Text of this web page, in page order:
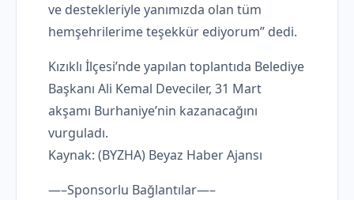
ve destekleriyle yanımızda olan tüm
hemşehrilerime teşekkür ediyorum” dedi.
Kızıklı İlçesi’nde yapılan toplantıda Belediye
Başkanı Ali Kemal Deveciler, 31 Mart
akşamı Burhaniye’nin kazanacağını
vurguladı.
Kaynak: (BYZHA) Beyaz Haber Ajansı
—–Sponsorlu Bağlantılar—–